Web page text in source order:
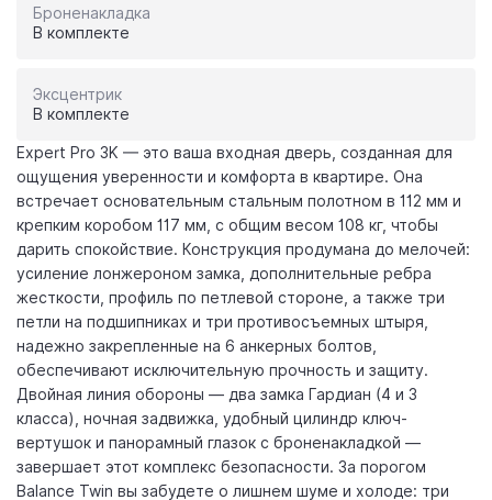
Броненакладка
В комплекте
Эксцентрик
В комплекте
Expert Pro 3K — это ваша входная дверь, созданная для
ощущения уверенности и комфорта в квартире. Она
встречает основательным стальным полотном в 112 мм и
крепким коробом 117 мм, с общим весом 108 кг, чтобы
дарить спокойствие. Конструкция продумана до мелочей:
усиление лонжероном замка, дополнительные ребра
жесткости, профиль по петлевой стороне, а также три
петли на подшипниках и три противосъемных штыря,
надежно закрепленные на 6 анкерных болтов,
обеспечивают исключительную прочность и защиту.
Двойная линия обороны — два замка Гардиан (4 и 3
класса), ночная задвижка, удобный цилиндр ключ-
вертушок и панорамный глазок с броненакладкой —
завершает этот комплекс безопасности. За порогом
Balance Twin вы забудете о лишнем шуме и холоде: три